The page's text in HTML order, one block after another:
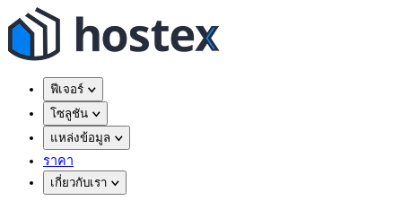
ฟีเจอร์
โซลูชัน
แหล่งข้อมูล
ราคา
เกี่ยวกับเรา